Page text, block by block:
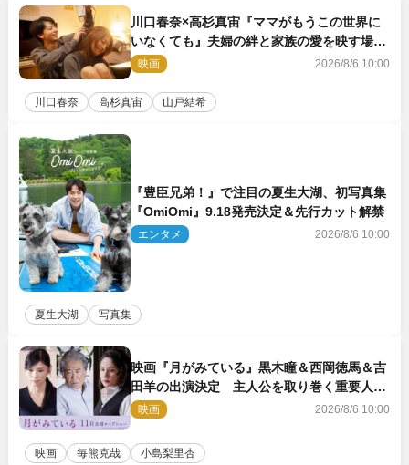
川口春奈×高杉真宙『ママがもうこの世界に
いなくても』夫婦の絆と家族の愛を映す場面
写真公開
映画 2026/8/6 10:00
川口春奈 高杉真宙 山戸結希
『豊臣兄弟！』で注目の夏生大湖、初写真集
『OmiOmi』9.18発売決定＆先行カット解禁
エンタメ 2026/8/6 10:00
夏生大湖 写真集
映画『月がみている』黒木瞳＆西岡徳馬＆吉
田羊の出演決定 主人公を取り巻く重要人物
を演じる
映画 2026/8/6 10:00
映画 毎熊克哉 小島梨里杏